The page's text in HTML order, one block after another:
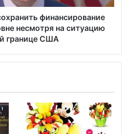
финансирование
несмотря на ситуацию
границе США